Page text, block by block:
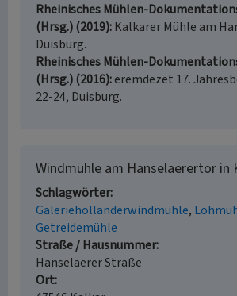
Rheinisches Mühlen-
(Hrsg.) (2019) Kalkarer Mühle am
Duisburg.
Rheinisches Mühlen-
(Hrsg.) (2016) eremdezet 17.
22-24, Duisburg.
Windmühle am Hanselaerertor in
Schlagwörter
Galerieholländerwindmühle
Getreidemühle
Straße / Hausnummer
Hanselaerer Straße
Ort